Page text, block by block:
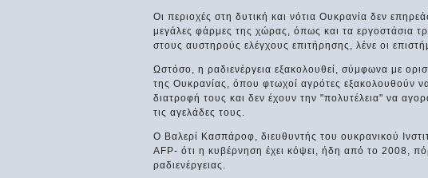
Οι περιοχές στη δυτική και νότια Ουκρανία δεν
μεγάλες φάρμες της χώρας, όπως και τα εργοστάσια
στους αυστηρούς ελέγχους επιτήρησης, λένε οι
Ωστόσο, η ραδιενέργεια εξακολουθεί, σύμφωνα με
της Ουκρανίας, όπου φτωχοί αγρότες εξακολουθούν
διατροφή τους και δεν έχουν την "πολυτέλεια" να
τις αγελάδες τους.
Ο Βαλερί Κασπάροφ, διευθυντής του ουκρανικού
AFP- ότι η κυβέρνηση έχει κόψει, ήδη από το 2008,
ραδιενέργειας.